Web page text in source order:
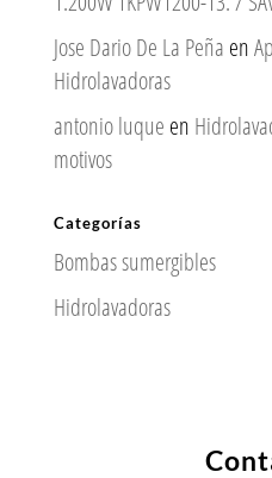
Jose Dario De La Peña en
Hidrolavadoras
antonio luque en
motivos
Categorías
Bombas sumergibles
Hidrolavadoras